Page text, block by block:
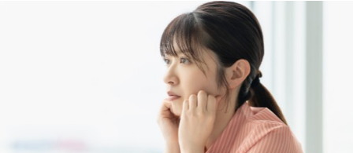
----------------------------------------------------
この日の放送をradikoタイムフリーで聴く
※放送エリア外の方は、プレミアム会員の登録でご利用いた
----------------------------------------------------
パートナーの奥迫協子、パーソナリティの江原啓之
●江原啓之 今夜の格言
やっぱり、この世に生きている限りは、フィジカルなことっ
てすごく大事なんですよね。だから、よりスピリチュアルを
発揮したいと思う場合には、フィジカルをとても大切にする
ということが大事だと思うんですよね。
1． 水がこぼれてしまうことはないのか
2． こんなに水は必要なのか
3． ひび割れなど壊れる心配はないか
4． どうやって放水しているのか